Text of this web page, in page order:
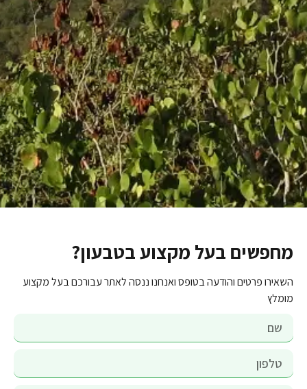
מחפשים בעל מקצוע בטבעון?
השאירו פרטים והודעה בטופס ואנחנו ננסה לאתר עבורכם בעל מקצוע
מומלץ